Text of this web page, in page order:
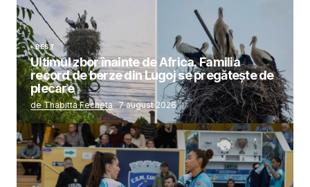
BEST
Ultimul zbor înainte de Africa. Familia
record de berze din Lugoj se pregătește de
plecare
de Thabitta Fecheta 7 august 2026